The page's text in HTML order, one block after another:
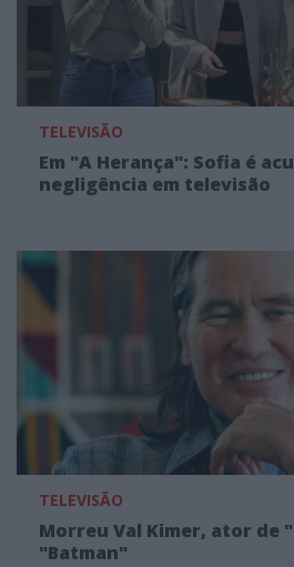
TELEVISÃO
Em "A Herança": Sofia é
negligência em televisão
TELEVISÃO
Morreu Val Kimer, ator de
"Batman"